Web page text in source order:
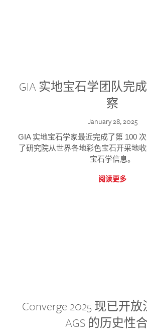
GIA 实地宝石学团队完
察
January 28, 2025
GIA 实地宝石学家最近完成了第 100
了研究院从世界各地彩色宝石开采地
宝石学信息。
阅读更多
Converge 2025 现已开放
AGS 的历史性